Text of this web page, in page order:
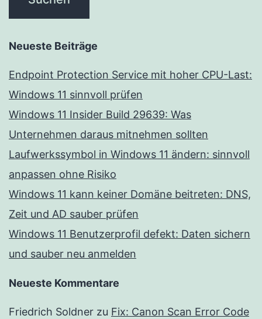
Neueste Beiträge
Endpoint Protection Service mit hoher CPU-Last:
Windows 11 sinnvoll prüfen
Windows 11 Insider Build 29639: Was
Unternehmen daraus mitnehmen sollten
Laufwerkssymbol in Windows 11 ändern: sinnvoll
anpassen ohne Risiko
Windows 11 kann keiner Domäne beitreten: DNS,
Zeit und AD sauber prüfen
Windows 11 Benutzerprofil defekt: Daten sichern
und sauber neu anmelden
Neueste Kommentare
Friedrich Soldner zu Fix: Canon Scan Error Code